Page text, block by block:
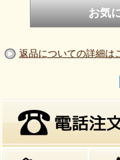
●ある時お友達とお店
した。脂が乗っていて
大喜びでした。また今
開
返品についての詳細は